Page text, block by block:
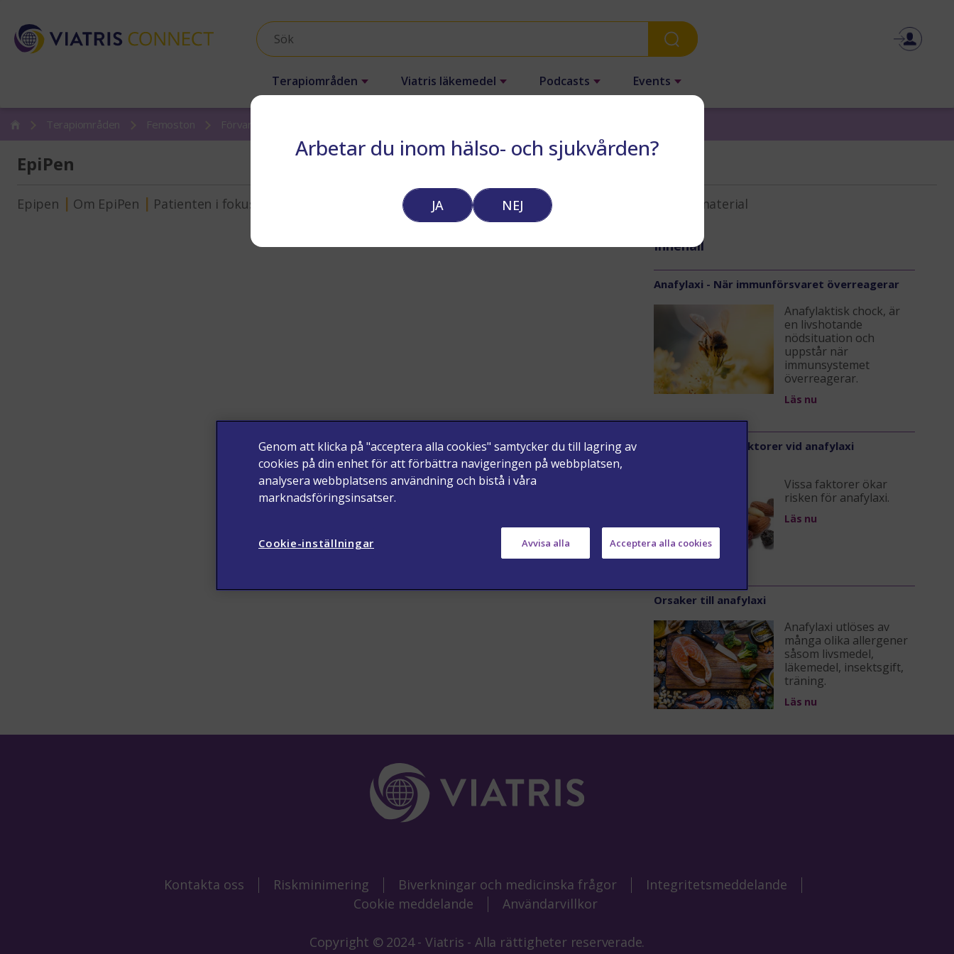
Terapiområden Viatris läkemedel Podcasts Events
Terapiområden Femoston Förvaring av EpiPen
EpiPen
Epipen Om EpiPen Patienten i fokus När varje sekund räknas Stödmaterial
Innehåll
Anafylaxi - När immunförsvaret överreagerar
Anafylaktisk chock, är
en livshotande
nödsituation och
uppstår när
immunsystemet
överreagerar.
Läs nu
Anafylaxi – Riskfaktorer vid anafylaxi
Vissa faktorer ökar
risken för anafylaxi.
Läs nu
Orsaker till anafylaxi
Anafylaxi utlöses av
många olika allergener
såsom livsmedel,
läkemedel, insektsgift,
träning.
Läs nu
Kontakta oss Riskminimering Biverkningar och medicinska frågor
Integritetsmeddelande
Cookie meddelande
Användarvillkor
Copyright © 2024 - Viatris - Alla rättigheter reserverade.
Arbetar du inom hälso- och sjukvården?
NEJ
JA
Genom att klicka på "acceptera alla cookies" samtycker du till lagring av
cookies på din enhet för att förbättra navigeringen på webbplatsen,
analysera webbplatsens användning och bistå i våra
marknadsföringsinsatser.
Cookie-inställningar Avvisa alla Acceptera alla cookies